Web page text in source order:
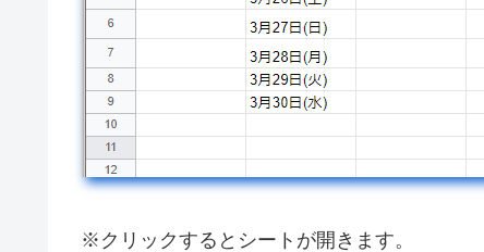
※クリックするとシートが開きます。